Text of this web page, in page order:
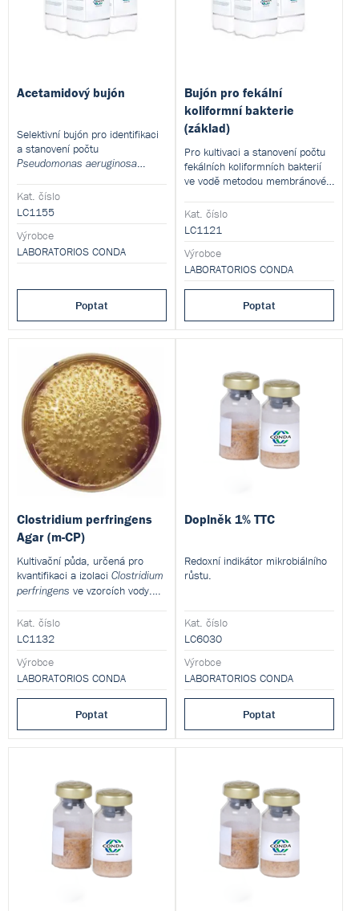
Acetamidový bujón
Selektivní bujón pro identifikaci
a stanovení počtu
Pseudomonas aeruginosa
Produkt je dodáván v
dehydratované formě a je určen
pro přípravu hotových
kultivačních médií.
Kat. číslo
LC1155
Výrobce
LABORATORIOS CONDA
Poptat
Bujón pro fekální
koliformní bakterie
(základ)
Pro kultivaci a stanovení počtu
fekálních koliformních bakterií
ve vodě metodou membránové
Produkt je dodáván v
dehydratované formě a je určen
pro přípravu hotových
kultivačních médií.
Kat. číslo
LC1121
Výrobce
LABORATORIOS CONDA
Poptat
Clostridium perfringens
Agar (m-CP)
Kultivační půda, určená pro
kvantifikaci a izolaci Clostridium
perfringens ve vzorcích vody.
dehydratované formě a je určen
pro přípravu hotových
kultivačních médií.
Kat. číslo
LC1132
Výrobce
LABORATORIOS CONDA
Poptat
Doplněk 1% TTC
Redoxní indikátor mikrobiálního
růstu.
Kat. číslo
LC6030
Výrobce
LABORATORIOS CONDA
Poptat